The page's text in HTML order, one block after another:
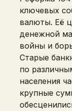
ключевых
валюты. Её
денежной
войны и
Старые
по
населения
крупные